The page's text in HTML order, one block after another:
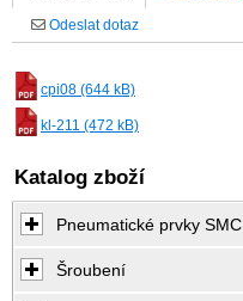
Odeslat dotaz
cpi08 (644 kB)
kl-211 (472 kB)
Katalog zboží
Pneumatické prvky SMC
Šroubení